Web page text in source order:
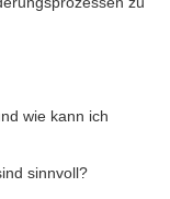
wie kann ich
sinnvoll?